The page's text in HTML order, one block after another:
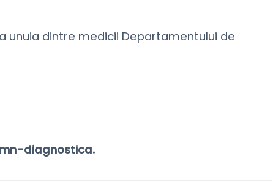
dintre medicii Departamentului de
diagnostica.